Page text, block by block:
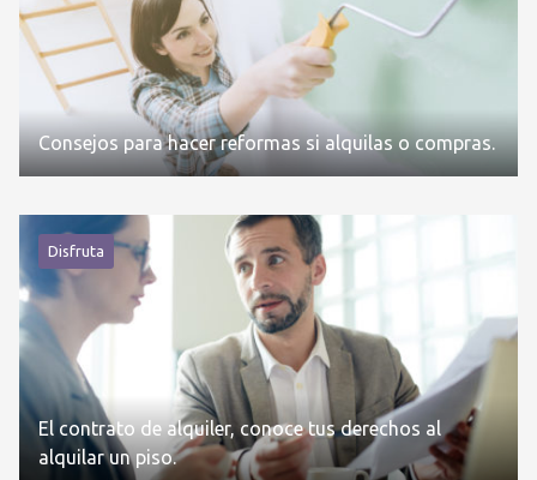
Consejos para hacer reformas si alquilas o compras.
Disfruta
El contrato de alquiler, conoce tus derechos al
alquilar un piso.